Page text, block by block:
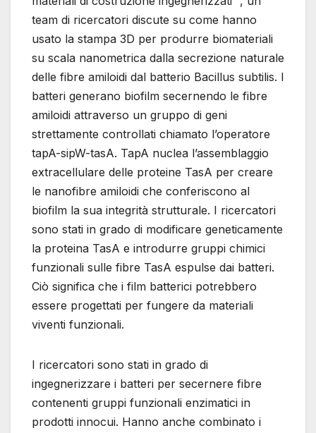
team di ricercatori discute su come hanno
usato la stampa 3D per produrre biomateriali
su scala nanometrica dalla secrezione naturale
delle fibre amiloidi dal batterio Bacillus subtilis. I
batteri generano biofilm secernendo le fibre
amiloidi attraverso un gruppo di geni
strettamente controllati chiamato l’operatore
tapA-sipW-tasA. TapA nuclea l’assemblaggio
extracellulare delle proteine ​​TasA per creare
le nanofibre amiloidi che conferiscono al
biofilm la sua integrità strutturale. I ricercatori
sono stati in grado di modificare geneticamente
la proteina TasA e introdurre gruppi chimici
funzionali sulle fibre TasA espulse dai batteri.
Ciò significa che i film batterici potrebbero
essere progettati per fungere da materiali
viventi funzionali.
I ricercatori sono stati in grado di
ingegnerizzare i batteri per secernere fibre
contenenti gruppi funzionali enzimatici in
prodotti innocui. Hanno anche combinato i